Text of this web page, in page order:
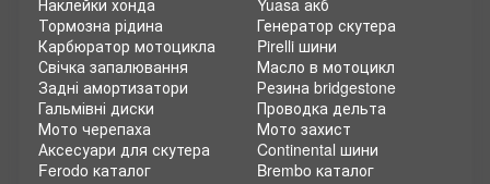
Наклейки хонда
Тормозна рідина
Yuasa акб
Генератор скутера
Карбюратор мотоцикла
Свічка запалювання
Задні амортизатори
Гальмівні диски
Мото черепаха
Аксесуари для скутера
Ferodo каталог
Pirelli шини
Масло в мотоцикл
Резина bridgestone
Проводка дельта
Мото захист
Continental шини
Brembo каталог